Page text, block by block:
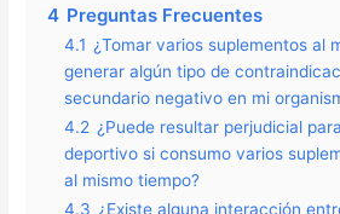
4 Preguntas Frecuentes
4.1 ¿Tomar varios suplementos al
generar algún tipo de
secundario negativo en mi
4.2 ¿Puede resultar perjudicial
deportivo si consumo varios
al mismo tiempo?
4.3 ¿Existe alguna interacción